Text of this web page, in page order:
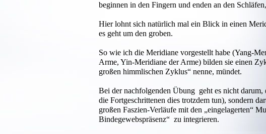
beginnen in den Fingern und enden an den
Hier lohnt sich natürlich mal ein Blick in einen
es geht um den groben.
So wie ich die Meridiane vorgestellt habe (Yang-
Arme, Yin-Meridiane der Arme) bilden sie einen
großen himmlischen Zyklus“ nenne, mündet.
Bei der nachfolgenden Übung geht es nicht
die Fortgeschrittenen dies trotzdem tun), sondern
großen Faszien-Verläufe mit den „eingelagerten“
Bindegewebspräsenz“ zu integrieren.